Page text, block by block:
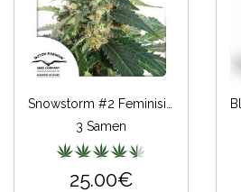
3 Samen
25.00€